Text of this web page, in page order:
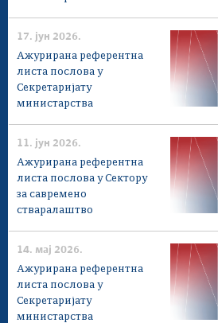
17. јун 2026.
Ажурирана референтна
листа послова у
Секретаријату
министарства
11. јун 2026.
Ажурирана референтна
листа послова у Сектору
за савремено
стваралаштво
14. мај 2026.
Ажурирана референтна
листа послова у
Секретаријату
министарства